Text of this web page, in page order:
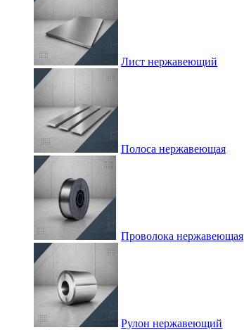
Лист нержавеющий
Полоса нержавеющая
Проволока нержавеющая
Рулон нержавеющий